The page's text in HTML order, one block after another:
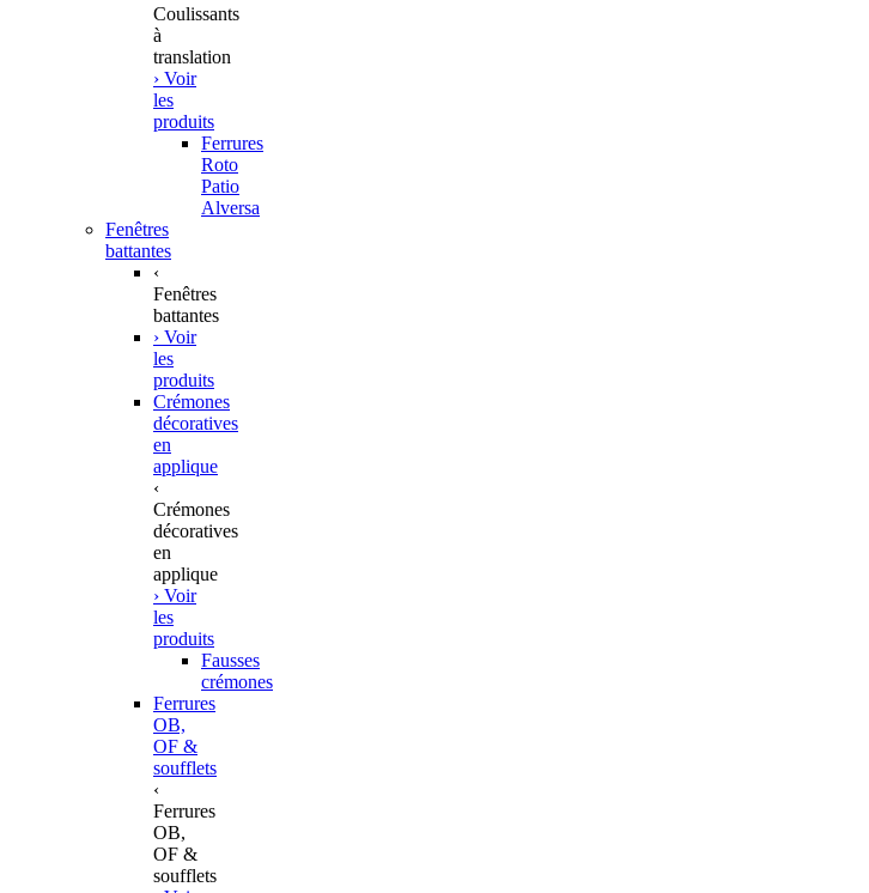
Coulissants
à
translation
› Voir
les
produits
Ferrures
Roto
Patio
Alversa
Fenêtres
battantes
‹
Fenêtres
battantes
› Voir
les
produits
Crémones
décoratives
en
applique
‹
Crémones
décoratives
en
applique
› Voir
les
produits
Fausses
crémones
Ferrures
OB,
OF &
soufflets
‹
Ferrures
OB,
OF &
soufflets